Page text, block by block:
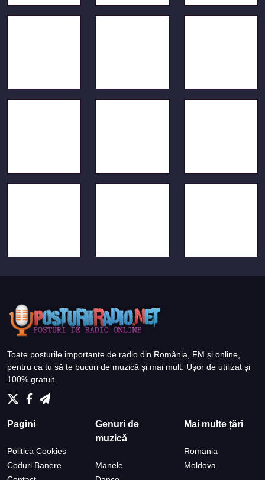
Toate posturile importante de radio din România, FM și online,
pentru ca tu să te bucuri de muzică și mai mult. Ușor de utilizat și
100% gratuit.
Pagini
Politica Cookies
Coduri Banere
Genuri de
muzică
Manele
Mai multe țări
Romania
Moldova